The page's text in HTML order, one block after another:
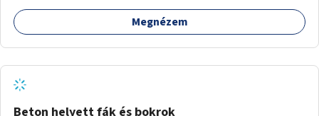
aszfaltos területek.
Megnézem
Beton helyett fák és bokrok